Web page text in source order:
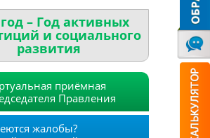
– Год активных
и социального
развития
приёмная
Правления
жалобы?